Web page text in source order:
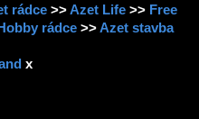
rádce >>Azet Life >> Free
rádce >>Azet stavba
x